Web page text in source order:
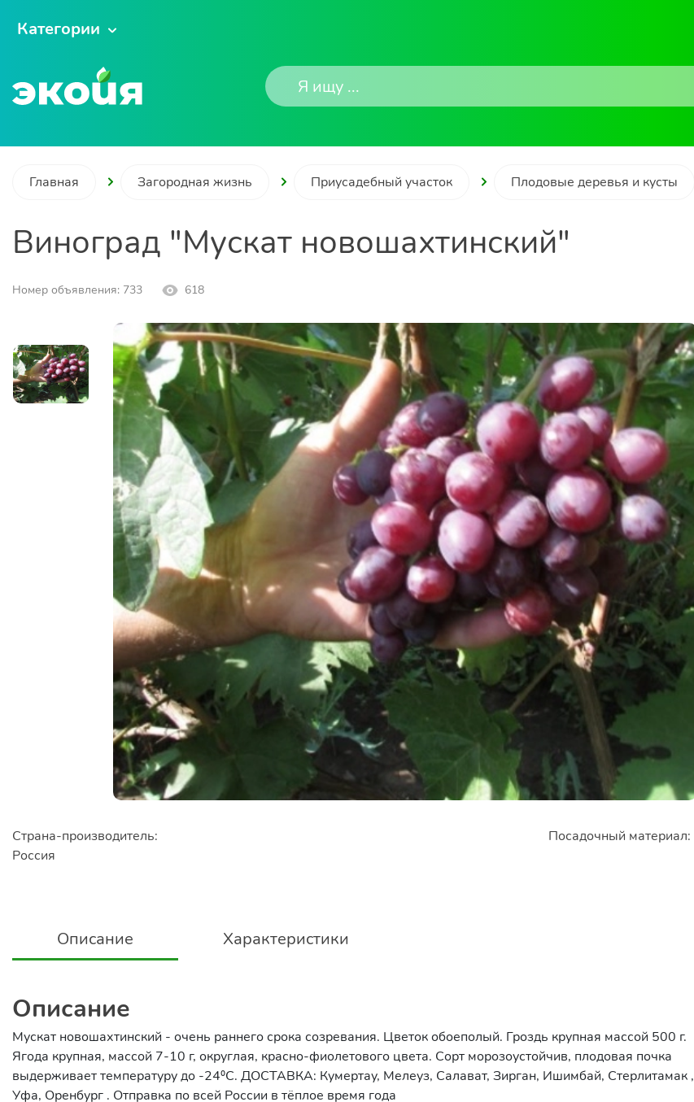
Категории
Главная Загородная жизнь Приусадебный участок Плодовые деревья и кусты
Виноград "Мускат новошахтинский"
Номер объявления: 733 618
Страна-производитель:
Россия
Посадочный материал:
Описание Характеристики
Описание
Мускат новошахтинский - очень раннего срока созревания. Цветок обоеполый. Гроздь крупная массой 500 г.
Ягода крупная, массой 7-10 г, округлая, красно-фиолетового цвета. Сорт морозоустойчив, плодовая почка
выдерживает температуру до -24⁰С. ДОСТАВКА: Кумертау, Мелеуз, Салават, Зирган, Ишимбай, Стерлитамак ,
Уфа, Оренбург . Отправка по всей России в тёплое время года